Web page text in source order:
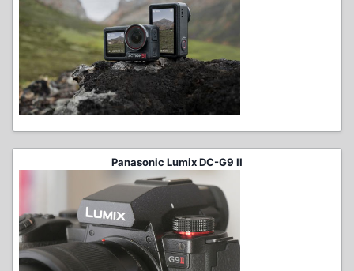
Panasonic Lumix DC-G9 II